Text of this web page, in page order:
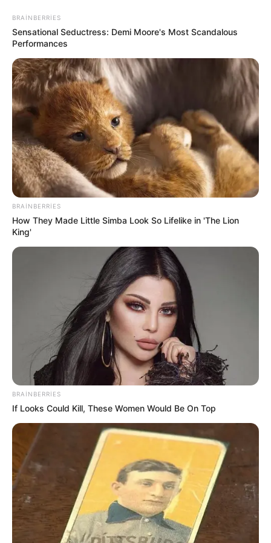
və bu
OLACAQ -
İcra başçısı üç
yeni rəis təyin etdi -
TƏCİLİ! Dolu, yağış, sel… - Səbəbi bu imiş -
ŞOK AÇIQLAMA
CƏMİYYƏT 1151 29.05.2026, 17:48
Bakıda və Abşeron yarımadasında, eləcə də ölkənin
digər rayonlarında mayın 30-da gözlənilən dəyişkən
BRAINBERRIES
Sensational Seductress: Demi Moore's Most Scandalous
Performances
BRAINBERRIES
How They Made Little Simba Look So Lifelike in 'The Lion
King'
BRAINBERRIES
If Looks Could Kill, These Women Would Be On Top